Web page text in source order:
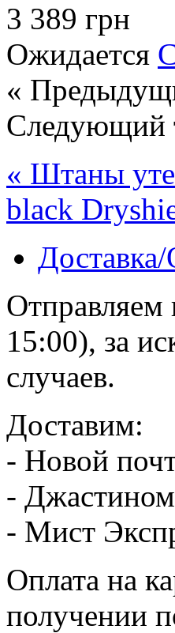
3 389 грн
Ожидается
«
Следующий
« Штаны
black
Отправляем
15:00), за
случаев.
Доставим:
- Новой
-
- Мист
Оплата на
получении